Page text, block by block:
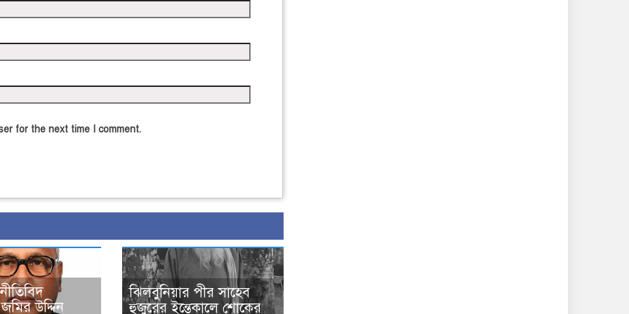
for the next time I comment.
জমির উদ্দিন
ঝিলবুনিয়ার পীর সাহেব
হুজুরের ইন্তেকালে শোকের